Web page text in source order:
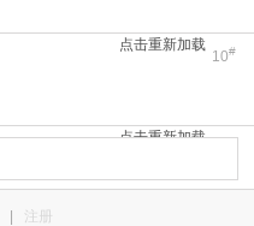
点击重新加载
10#
点击重新加载
注册